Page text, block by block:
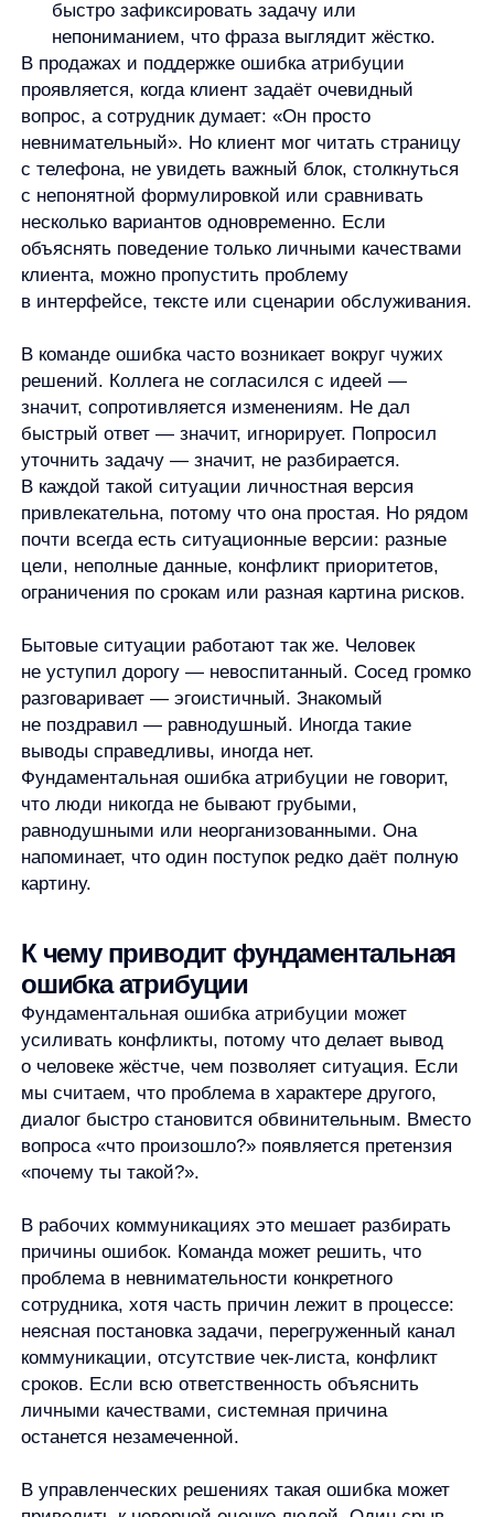
«почему ты такой?».
В рабочих коммуникациях это мешает разбирать
причины ошибок. Команда может решить, что
проблема в невнимательности конкретного
сотрудника, хотя часть причин лежит в процессе:
неясная постановка задачи, перегруженный канал
коммуникации, отсутствие чек-листа, конфликт
сроков. Если всю ответственность объяснить
личными качествами, системная причина
останется незамеченной.
В управленческих решениях такая ошибка может
приводить к неверной оценке людей. Один срыв
один неудачный комментарий — как плохой soft
skill, одно молчание на встрече — как отсутствие
инициативы. Иногда эти выводы подтверждаются
повторяющимся поведением. Но если решение
принято по одному эпизоду, риск ошибки выше.
В личном общении последствия похожи. Чем
быстрее мы объясняем чужое поведение
характером, тем меньше пространства остаётся
для уточнения. Человек кажется ленивым,
холодным, агрессивным или безразличным ещё
до разговора. Это может усиливать обиды
Важно не делать обратную ошибку: ситуация
не оправдывает всё. Контекст помогает понять
поведение, но не всегда снимает ответственность.
Более точная позиция звучит так: прежде чем
оценивать человека, стоит отделить наблюдаемый
поступок от версии о его причине.
Что об этом говорят исследования
Фундаментальная ошибка атрибуции относится
к области социальной психологии. В учебных
причины поведения другого человека
и недооценивать обстоятельства.
Исследовательский фон важен по двум причинам.
Во-первых, он показывает, что речь не просто
о бытовом совете быть добрее к людям. Это
описанный механизм причинной интерпретации
поведения. Во-вторых, он помогает удерживать
границы понятия: фундаментальная ошибка
атрибуции связана именно с объяснением причин
поступков, а не с любым негативным мнением
Для основной задачи достаточно понять несколько
вещей: человек наблюдает поведение, выбирает
объяснение, часто замечает личностную причину
быстрее ситуационной и может быть слишком
уверен в этом выводе.
Если в материале используются конкретные имена
исследователей, даты или детали классических
экспериментов, их нужно проверять отдельно.
проверку в уверенное утверждение.